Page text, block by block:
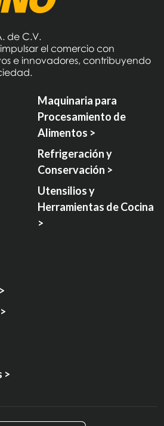
de C.V.
el comercio con
e innovadores, contribuyendo
Maquinaria para
Procesamiento de
Alimentos >
Refrigeración y
Conservación >
Utensilios y
Herramientas de Cocina
>
>